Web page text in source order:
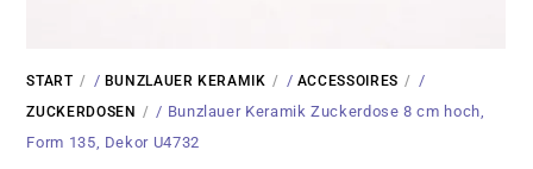
START / BUNZLAUER KERAMIK / ACCESSOIRES /
ZUCKERDOSEN
/ Bunzlauer Keramik Zuckerdose 8 cm hoch,
Form 135, Dekor U4732